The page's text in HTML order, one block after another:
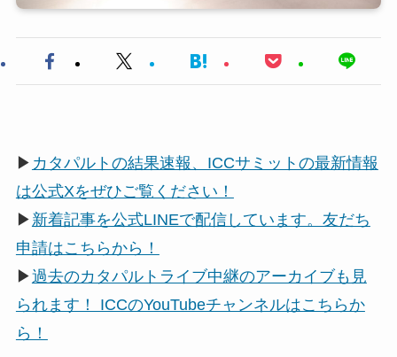
▶ カタパルトの結果速報、ICCサミットの最新情報
は公式Xをぜひご覧ください！
▶ 新着記事を公式LINEで配信しています。友だち
申請はこちらから！
▶過去のカタパルトライブ中継のアーカイブも見
られます！ ICCのYouTubeチャンネルはこちらか
ら！